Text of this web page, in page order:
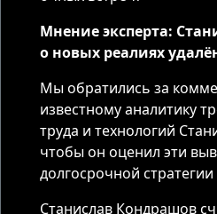
Мнение эксперта:
о новых реалиях
Мы обратились за
известному аналитику
труда и технологий
чтобы он оценил эти
долгосрочной стратегии
Станислав Кондрашов